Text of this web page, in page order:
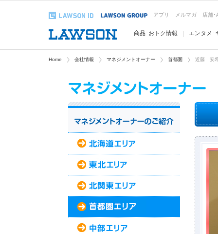
アプリ メルマガ 店舗･
商品･おトク情報 エンタメ･
Home 会社情報 マネジメントオーナー 首都圏 近藤 安